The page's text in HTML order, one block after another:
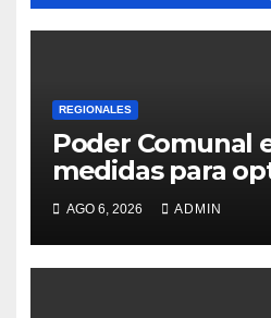
REGIONALES
Poder Comunal
medidas para
servicio de agua
AGO 6, 2026 ADMIN